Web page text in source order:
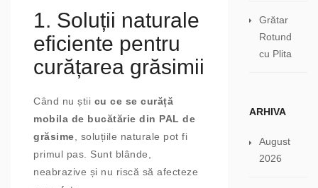
1. Soluții naturale
eficiente pentru
curățarea grăsimii
Când nu știi cu ce se curăță
mobila de bucătărie din PAL de
grăsime , soluțiile naturale pot fi
primul pas. Sunt blânde,
neabrazive și nu riscă să afecteze
Grătar
Rotund
cu Plita
ARHIVA
August
2026